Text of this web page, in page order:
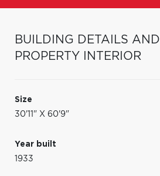
BUILDING DETAILS AND
PROPERTY INTERIOR
Size
30'11" X 60'9"
Year built
1933